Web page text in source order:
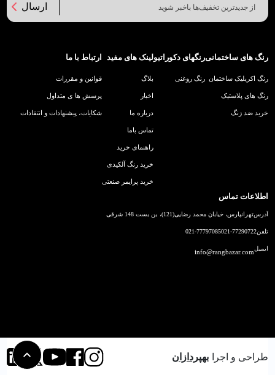
ارسال
رنگ های ساختمانی
رنگ اکریلیک ساختمان
رنگ های پلاستیک
خرید ضد زنگ
رنگهای دکوراتیو
رنگ روغنی
لینک های مفید
بلاگ
اخبار
درباره ما
تماس باما
راهنمای خرید
خرید رنگ آلکیدی
خرید پرایمر صنعتی
ارتباط با ما
قوانین و مقررات
پرسش ها ی متداول
شکایات، پیشنهادات و انتقادات
اطلاعات تماس
آدرستهرانپارس، خیابان محمد رضایی(121)، بن بست 148 شرقی
تلفن021-77290722
021-77797085
ایمیلinfo@rangbazar.com
طراحی و اجرا بهپردازان